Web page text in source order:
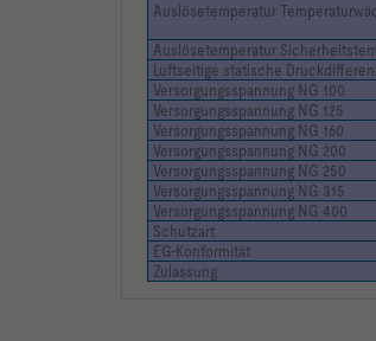
Gewicht m
Auslösetemperatur
Auslösetemperatur
Luftseitige statische
Versorgungsspannung NG 100
Versorgungsspannung NG 125
Versorgungsspannung NG 160
Versorgungsspannung NG 200
Versorgungsspannung NG 250
Versorgungsspannung NG 315
Versorgungsspannung NG 400
Schutzart
EG-Konformität
Zulassung